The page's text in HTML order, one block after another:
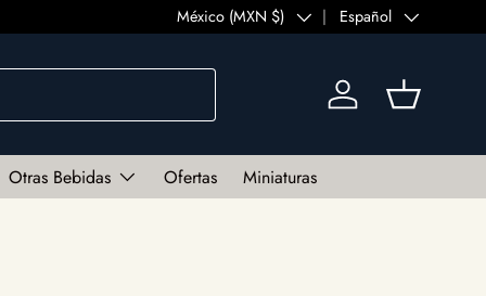
País/Región
México (MXN $) IdiomaEspañol
Iniciar sesión
Cesta
Otras Bebidas Ofertas Miniaturas